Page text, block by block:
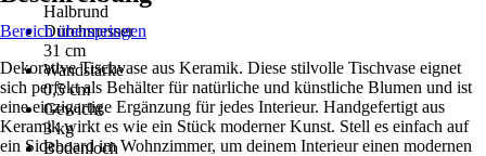
Halbrund
Durchmesser
31 cm
Wandstärke
0,5 cm
Gewicht
3 kg
Bodenloch
Bereich überspringen
Dekorative Tischvase aus Keramik. Diese stilvolle Tischvase eignet
sich perfekt als Behälter für natürliche und künstliche Blumen und ist
eine einzigartige Ergänzung für jedes Interieur. Handgefertigt aus
Keramik wirkt es wie ein Stück moderner Kunst. Stell es einfach auf
ein Sideboard im Wohnzimmer, um deinem Interieur einen modernen